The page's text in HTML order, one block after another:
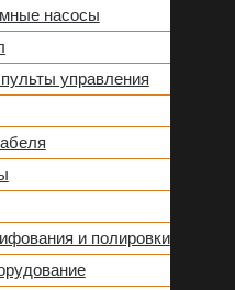
насосы
управления
и полировки